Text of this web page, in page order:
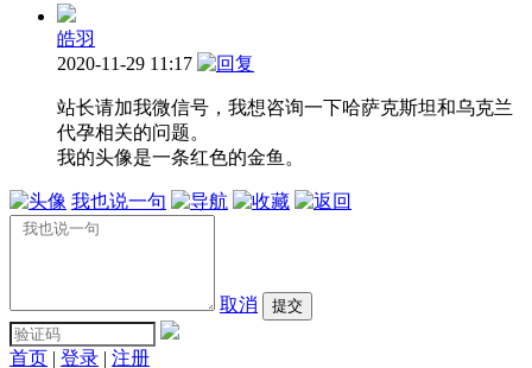
皓羽
2020-11-29 11:17
站长请加我微信号，我想咨询一下哈萨克斯坦和乌克兰
代孕相关的问题。
我的头像是一条红色的金鱼。
我也说一句
取消 提交
首页 | 登录 | 注册